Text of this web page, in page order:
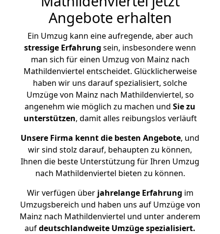
Angebote erhalten
Ein Umzug kann eine aufregende, aber auch
stressige Erfahrung sein, insbesondere wenn
man sich für einen Umzug von Mainz nach
Mathildenviertel entscheidet. Glücklicherweise
haben wir uns darauf spezialisiert, solche
Umzüge von Mainz nach Mathildenviertel, so
angenehm wie möglich zu machen und Sie zu
unterstützen, damit alles reibungslos verläuft
Unsere Firma kennt die besten Angebote, und
wir sind stolz darauf, behaupten zu können,
Ihnen die beste Unterstützung für Ihren Umzug
nach Mathildenviertel bieten zu können.
Wir verfügen überjahrelange Erfahrung im
Umzugsbereich und haben uns auf Umzüge von
Mainz nach Mathildenviertel und unter anderem
aufdeutschlandweite Umzüge spezialisiert.